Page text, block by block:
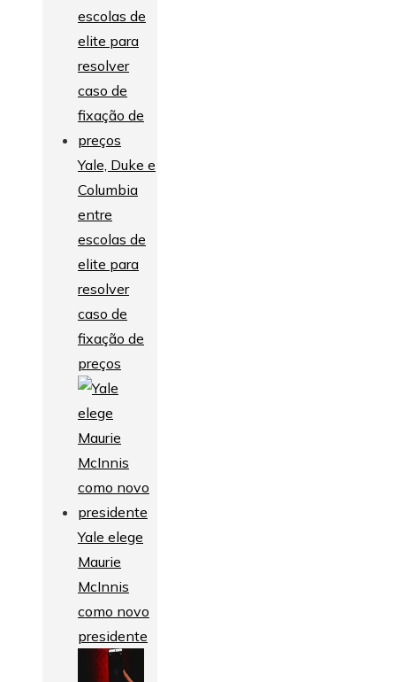
Yale, Duke e
Columbia
entre
escolas de
elite para
resolver
caso de
fixação de
preços
Yale elege
Maurie
McInnis
como novo
presidente